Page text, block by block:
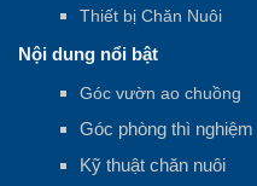
Thiết bị Chăn Nuôi
Nội dung nổi bật
Góc vườn ao chuồng
Góc phòng thì nghiệm
Kỹ thuật chăn nuôi